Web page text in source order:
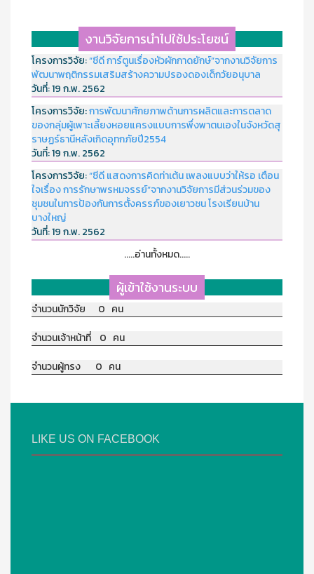
งานวิจัยการนำไปใช้ประโยชน์
โครงการวิจัย:“ซีดี การ์ตูนเรื่องหัวผักกาดยักษ์”จากงานวิจัยการ
พัฒนาพฤติกรรมเสริมสร้างความปรองดองเด็กวัยอนุบาล
วันที่:19 ก.พ. 2562
โครงการวิจัย:การพัฒนาศักยภาพด้านการผลิตและการตลาด
ของกลุ่มผู้เพาะเลี้ยงหอยแครงแบบการพึ่งพาตนเองในจังหวัดสุ
ราษฏร์ธานีหลังเกิดอุทกภัยปี2554
วันที่:19 ก.พ. 2562
โครงการวิจัย:“ซีดี แสดงการคิดท่าเต้น เพลงแบบว่าให้รอ เตือน
ใจเรื่อง การรักษาพรหมจรรย์”จากงานวิจัยการมีส่วนร่วมของ
ชุมชนในการป้องกันการตั้งครรภ์ของเยาวชน โรงเรียนบ้าน
บางใหญ่
วันที่:19 ก.พ. 2562
.....อ่านทั้งหมด.....
ผู้เข้าใช้งานระบบ
จำนวนนักวิจัย 0 คน
จำนวนเจ้าหน้าที่ 0 คน
จำนวนผู้ทรง 0 คน
LIKE US ON FACEBOOK